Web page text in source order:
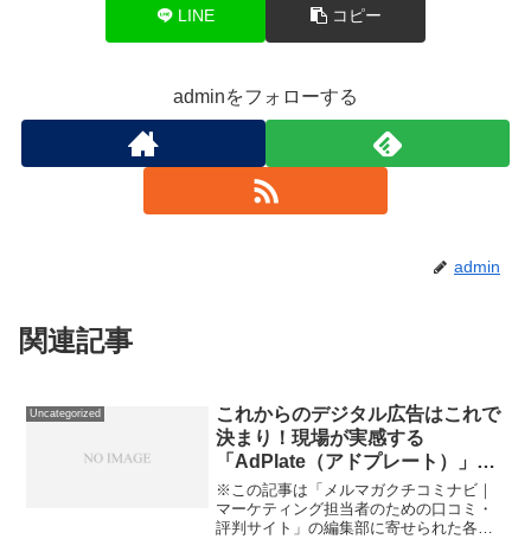
LINE コピー
adminをフォローする
admin
関連記事
Uncategorized
これからのデジタル広告はこれで
決まり！現場が実感する
「AdPlate（アドプレート）」徹
底口コミ
※この記事は「メルマガクチコミナビ｜
マーケティング担当者のための口コミ・
評判サイト」の編集部に寄せられた各商